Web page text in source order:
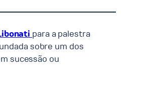
para a palestra
sobre um dos
sucessão ou